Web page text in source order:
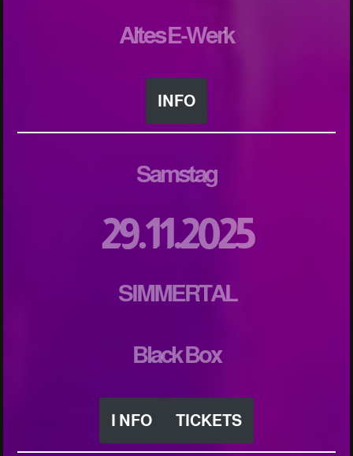
Altes E-Werk
INFO
Samstag
29.11.2025
SIMMERTAL
Black Box
I NFO TICKETS